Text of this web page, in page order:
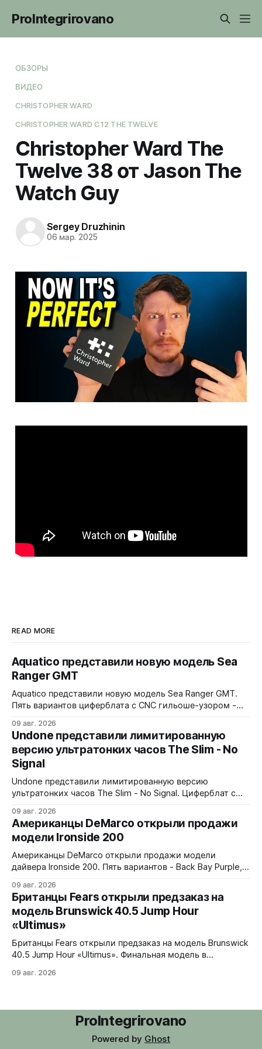
ProIntegrirovano
ОБЗОРЫ
ВИДЕО
CHRISTOPHER WARD
CHRISTOPHER WARD C12 THE TWELVE
Christopher Ward The
Twelve 38 от Jason The
Watch Guy
Sergey Druzhinin
06 мар. 2025
READ MORE
Aquatico представили новую модель Sea
Ranger GMT
Aquatico представили новую модель Sea Ranger GMT.
Пять вариантов циферблата с CNC гильоше-узором -
экземпляров каждого варианта. Заводная коронка
расположена на 4 часах. Водозащита 300 метров.
Сапфировое стекло с AR-покрытием, FKM-ремешок, 7
слоев Swiss Super-LumiNova на циферблате,
09 авг. 2026
Undone представили лимитированную
версию ультратонких часов The Slim - No
Signal
Undone представили лимитированную версию
ультратонких часов The Slim - No Signal. Циферблат с
белые помехи, зигзаги, спирали и геометрические
фигуры. Бирюзовый треугольник UNDONE на 12 часах.
Корпус из нержавеющей стали 316L, интегрированный
браслет. Водозащита 30 метров. 37x4,9x43 мм. Ronda
1062 кварц
09 авг. 2026
Американцы DeMarco открыли продажи
модели Ironside 200
Американцы DeMarco открыли продажи модели
дайвера Ironside 200. Пять вариантов - Back Bay Purple,
Blue. Корпус из стали 316L, керамическая вставка
безеля на 120 кликов, сапфировое стекло с обеих
сторон. Водозащита 200 метров, винтовая головка.
Люм Swiss Luminova BGW9. В комплекте стальной
jubilee-
09 авг. 2026
Британцы Fears открыли предзаказ на
модель Brunswick 40.5 Jump Hour
«Ultimus»
Британцы Fears открыли предзаказ на модель Brunswick
40.5 Jump Hour «Ultimus». Финальная модель в
с Andrew Morgan. Прыгающий час реализован на модуле
люминесцентным часовым диском: внешний - сапфир с
09 авг. 2026
ProIntegrirovano
Powered by Ghost